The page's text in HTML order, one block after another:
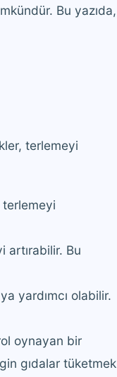
Bu yazıda,
terlemeyi
terlemeyi
artırabilir. Bu
yardımcı olabilir.
oynayan bir
gıdalar tüketmek